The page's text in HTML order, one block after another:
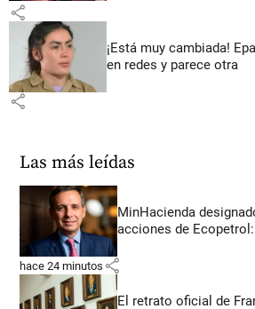
share
¡Está muy cambiada!
en redes y parece otra
share
Las más leídas
MinHacienda
acciones de
hace 24 minutos share
El retrato oficial de